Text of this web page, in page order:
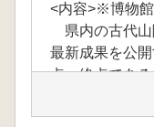
<内容>※博物館
県内の古代山
最新成果を公
点・終点であ
古代の人々と
<目次>